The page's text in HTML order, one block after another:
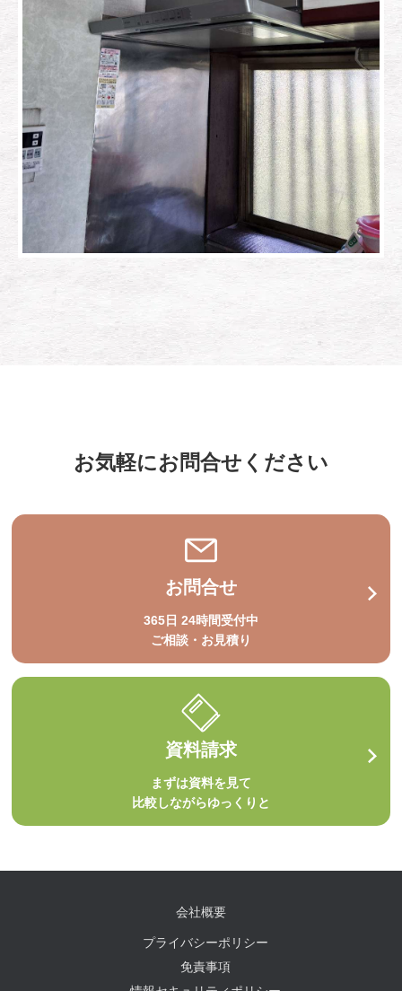
お気軽にお問合せください
お問合せ
365日 24時間受付中
ご相談・お見積り
資料請求
まずは資料を見て
比較しながらゆっくりと
会社概要
プライバシーポリシー
免責事項